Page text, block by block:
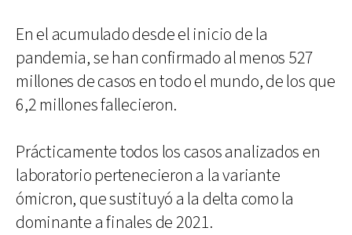
En el acumulado desde el inicio de la
pandemia, se han confirmado al menos 527
millones de casos en todo el mundo, de los que
6,2 millones fallecieron.
Prácticamente todos los casos analizados en
laboratorio pertenecieron a la variante
ómicron, que sustituyó a la delta como la
dominante a finales de 2021.